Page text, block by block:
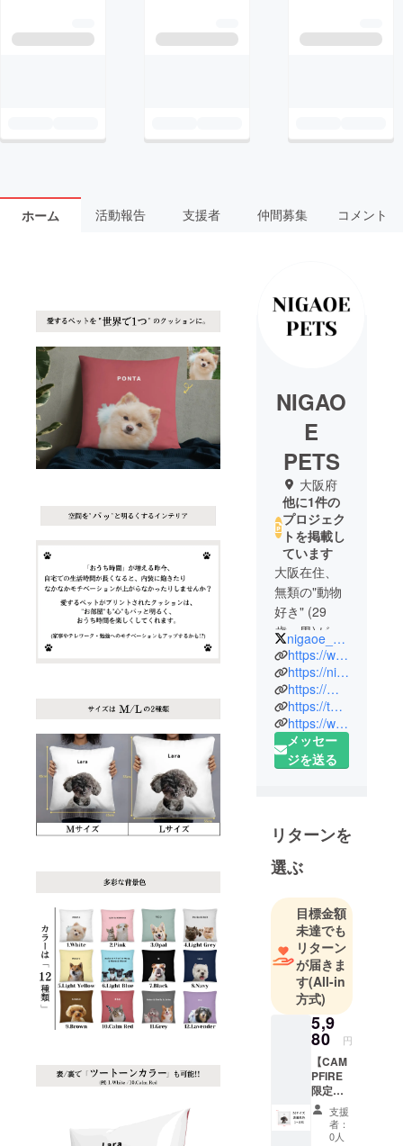
ホーム 活動報告 支援者 仲間募集 コメント
NIGAO
E
PETS
大阪府
他に1件の
プロジェク
トを掲載し
ています
大阪在住、
無類の"動物
好き" (29
歳・男)が運
営する
NIGAOE
PETS です。
愛するペッ
トのお気に
入りのお写
も"パッ"っと
明るくなる
ような商品
ます。
肖像画をメ
インに販売
するオンラ
インショッ
プでは
オープンか
ら1ヶ月間で
100点を超え
るご注文を
頂きまし
nigaoe_pets
https://www.instagram.com/nigaoe_pets/
https://nigaoe-pets.com/
https://mercariapp.page.link/XdiRQJ1V89podQzZ6
https://twitter.com/nigaoe_pets
https://www.facebook.com/nigaoepetsjapan
メッセー
ジを送る
リターンを
選ぶ
目標金額
未達でも
リターン
が届きま
す(All-in
方式)
5,9
80 円
【CAM
PFIRE
限定先
行販
売】
「Mサ
支援
者：
0人